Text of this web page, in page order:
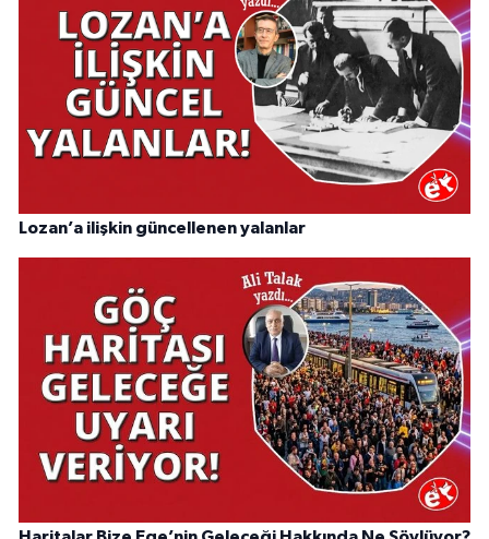
Lozan’a ilişkin güncellenen yalanlar